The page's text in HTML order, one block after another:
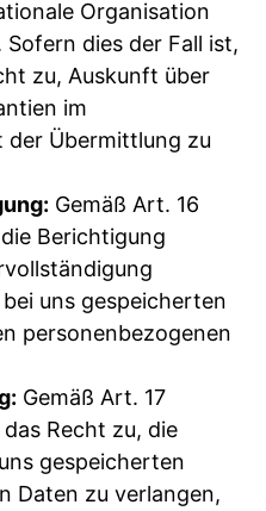
Organisation
dies der Fall ist,
zu, Auskunft über
im
der Übermittlung zu
Gemäß Art. 16
Berichtigung
uns gespeicherten
personenbezogenen
Gemäß Art. 17
Recht zu, die
gespeicherten
Daten zu verlangen,